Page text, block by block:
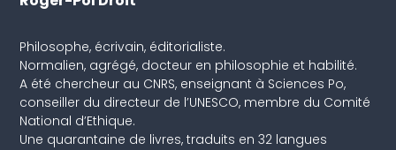
Philosophe, écrivain, éditorialiste.
Normalien, agrégé, docteur en philosophie et habilité.
A été chercheur au CNRS, enseignant à Sciences Po,
conseiller du directeur de l’UNESCO, membre du Comité
National d’Ethique.
Une quarantaine de livres, traduits en 32 langues